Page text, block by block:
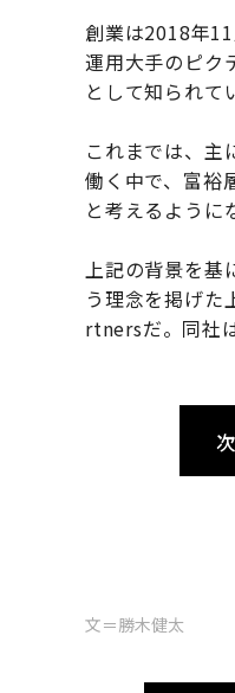
創業は2018年
運用大手のピク
として知られて
これまでは、主
働く中で、富裕
と考えるように
上記の背景を
う理念を掲げ
rtnersだ。同社
文＝勝木健太